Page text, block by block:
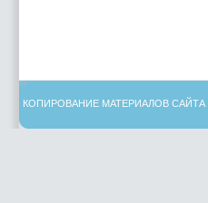
КОПИРОВАНИЕ МАТЕРИАЛОВ